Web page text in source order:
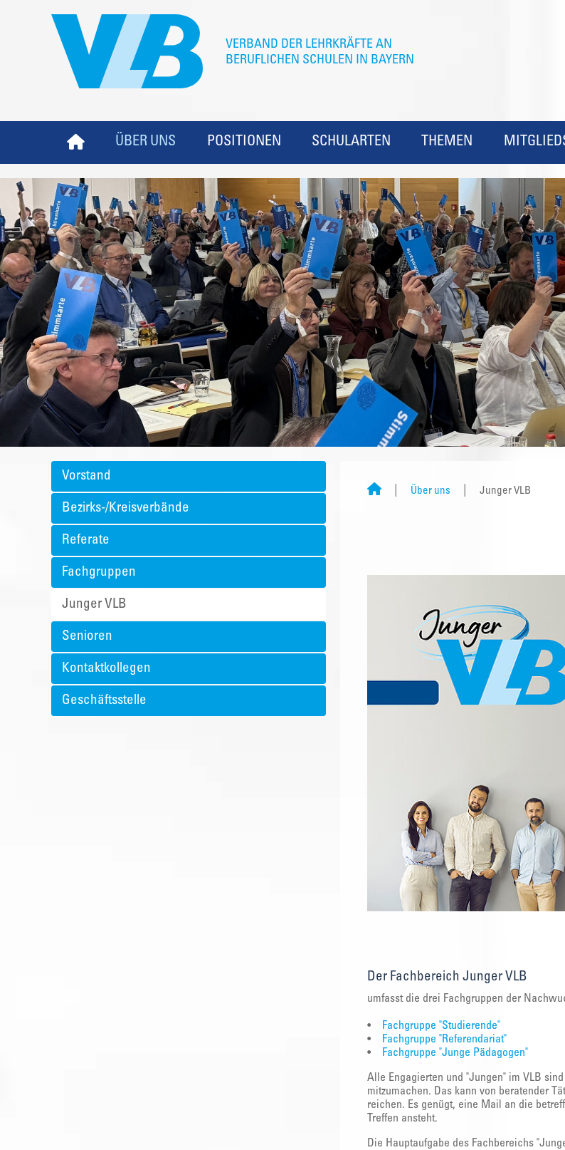
ÜBER UNS POSITIONEN SCHULARTEN THEMEN
Vorstand
Bezirks-/Kreisverbände
Referate
Fachgruppen
Junger VLB
Senioren
Kontaktkollegen
Geschäftsstelle
Über uns Junger VLB
Der Fachbereich Junger VLB
umfasst die drei Fachgruppen der
•
Fachgruppe "Studierende"
•
Fachgruppe "Referendariat"
•
Fachgruppe "Junge Pädagogen"
Alle Engagierten und "Jungen" im VLB
mitzumachen. Das kann von beratender
reichen. Es genügt, eine Mail an die
Treffen ansteht.
Die Hauptaufgabe des Fachbereichs